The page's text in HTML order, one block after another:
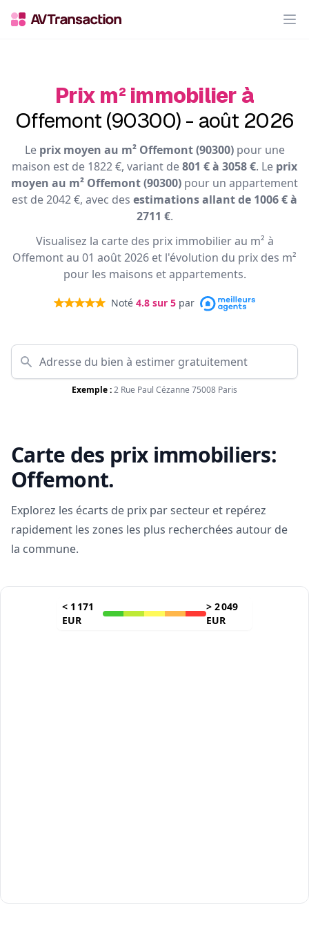
Prix m² immobilier à
Offemont (90300) - août 2026
Le prix moyen au m² Offemont (90300)pour une
maison est de 1822 €, variant de801 € à 3058 €. Le prix
moyen au m² Offemont (90300) pour un appartement
est de 2042 €, avec des estimations allant de 1006 € à
2711 €.
Visualisez la carte des prix immobilier au m² à
Offemont au 01 août 2026 et l'évolution du prix des m²
pour les maisons et appartements.
Noté 4.8 sur 5 par
Exemple :2 Rue Paul Cézanne 75008 Paris
Carte des prix immobiliers:
Offemont.
Explorez les écarts de prix par secteur et repérez
rapidement les zones les plus recherchées autour de
la commune.
< 1 171
EUR
> 2 049
EUR